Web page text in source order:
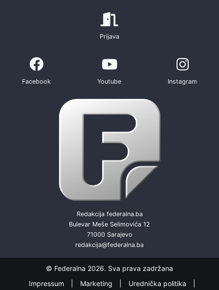
Prijava
Facebook Youtube Instagram
Redakcija federalna.ba
Bulevar Meše Selimovića 12
71000 Sarajevo
redakcija@federalna.ba
© Federalna 2026. Sva prava zadržana
Impressum
Marketing Urednička politika